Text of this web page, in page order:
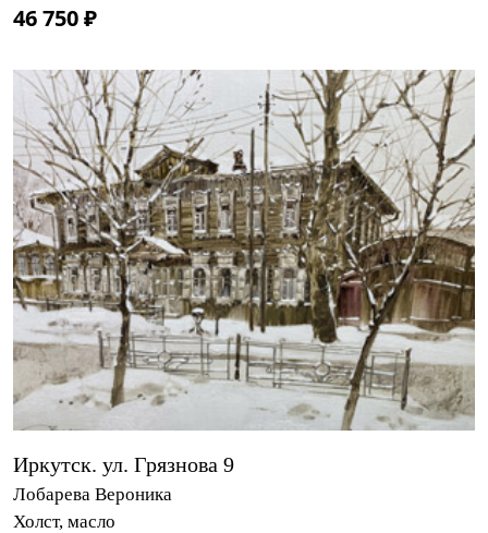
46 750 ₽
Иркутск. ул. Грязнова 9
Лобарева Вероника
Холст, масло